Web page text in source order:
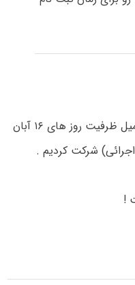
من و خیلی از دوستان در مصاحبه تکمیل ظرفیت روز های ۱۶ آبان
شرکت کردیم .
!